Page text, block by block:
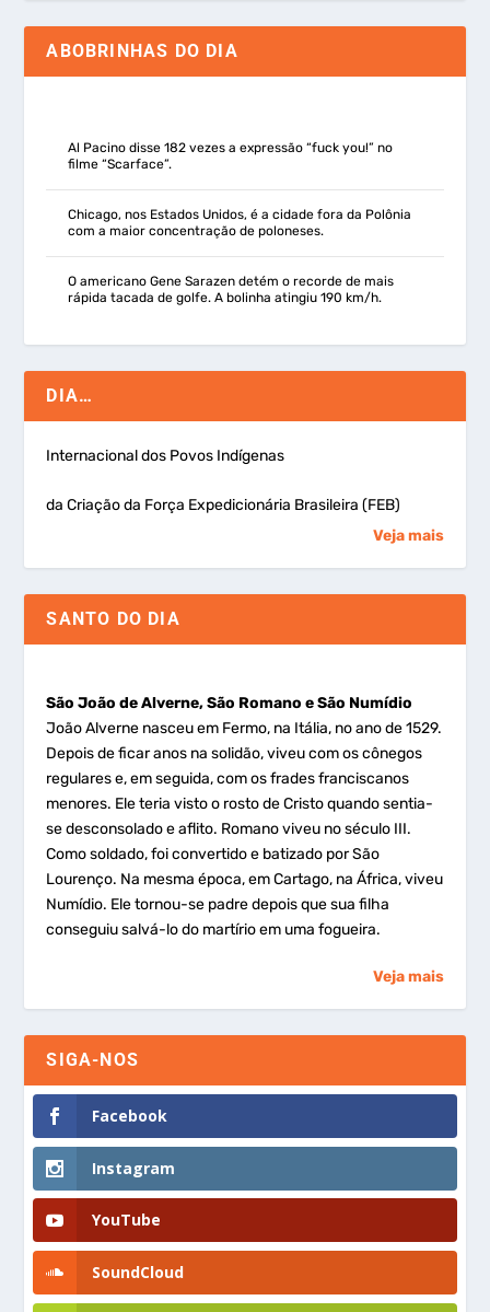
ABOBRINHAS DO DIA
Al Pacino disse 182 vezes a expressão “fuck you!” no
filme “Scarface”.
Chicago, nos Estados Unidos, é a cidade fora da Polônia
com a maior concentração de poloneses.
O americano Gene Sarazen detém o recorde de mais
rápida tacada de golfe. A bolinha atingiu 190 km/h.
DIA…
Internacional dos Povos Indígenas
da Criação da Força Expedicionária Brasileira (FEB)
Veja mais
SANTO DO DIA
São João de Alverne, São Romano e São Numídio
João Alverne nasceu em Fermo, na Itália, no ano de 1529.
Depois de ficar anos na solidão, viveu com os cônegos
regulares e, em seguida, com os frades franciscanos
menores. Ele teria visto o rosto de Cristo quando sentia-
se desconsolado e aflito. Romano viveu no século III.
Como soldado, foi convertido e batizado por São
Lourenço. Na mesma época, em Cartago, na África, viveu
Numídio. Ele tornou-se padre depois que sua filha
conseguiu salvá-lo do martírio em uma fogueira.
Veja mais
SIGA-NOS
Facebook
Instagram
YouTube
SoundCloud